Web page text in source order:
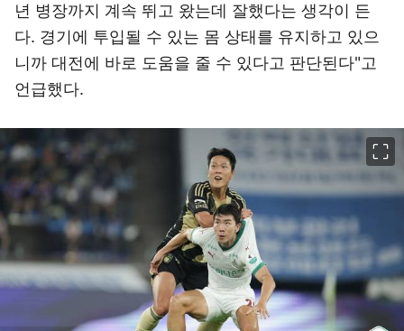
년 병장까지 계속 뛰고 왔는데 잘했다는 생각이 든
다. 경기에 투입될 수 있는 몸 상태를 유지하고 있으
니까 대전에 바로 도움을 줄 수 있다고 판단된다"고
언급했다.